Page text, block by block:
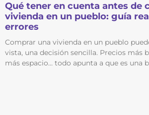
Qué tener en cuenta antes de
vivienda en un pueblo: guía
errores
Comprar una vivienda en un pueblo
vista, una decisión sencilla. Precios más
más espacio… todo apunta a que es una